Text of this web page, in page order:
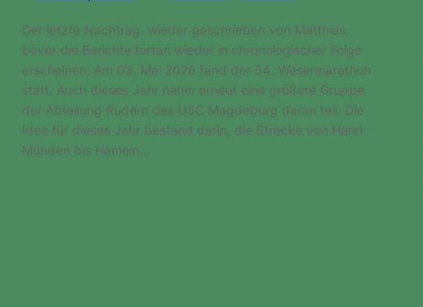
Der letzte Nachtrag, wieder geschrieben von Matthias,
bevor die Berichte fortan wieder in chronologischer Folge
erscheinen: Am 03. Mai 2026 fand der 54. Wesermarathon
statt. Auch dieses Jahr nahm erneut eine größere Gruppe
der Abteilung Rudern des USC Magdeburg daran teil. Die
Idee für dieses Jahr bestand darin, die Strecke von Hann.
Münden bis Hameln…